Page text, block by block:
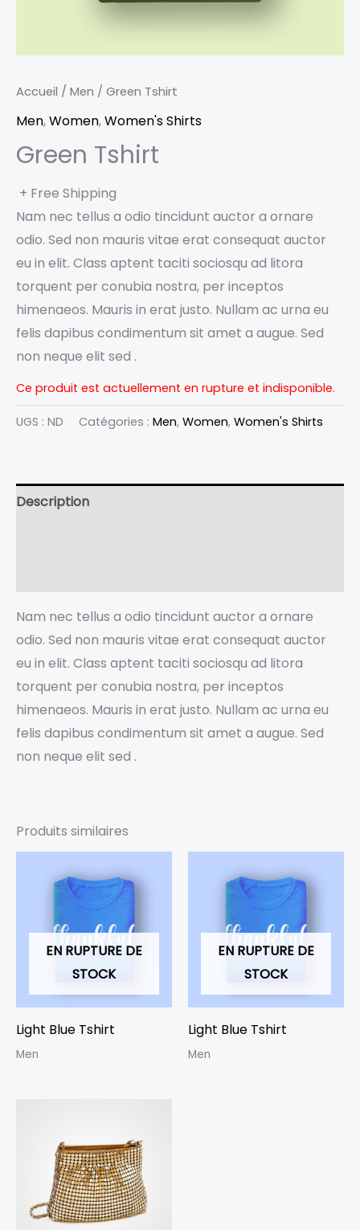
Accueil / Men / Green Tshirt
Men,Women,Women's Shirts
Green Tshirt
+ Free Shipping
Nam nec tellus a odio tincidunt auctor a ornare
odio. Sed non mauris vitae erat consequat auctor
eu in elit. Class aptent taciti sociosqu ad litora
torquent per conubia nostra, per inceptos
himenaeos. Mauris in erat justo. Nullam ac urna eu
felis dapibus condimentum sit amet a augue. Sed
non neque elit sed .
Ce produit est actuellement en rupture et indisponible.
UGS : ND Catégories : Men, Women, Women's Shirts
Description
Nam nec tellus a odio tincidunt auctor a ornare
odio. Sed non mauris vitae erat consequat auctor
eu in elit. Class aptent taciti sociosqu ad litora
torquent per conubia nostra, per inceptos
himenaeos. Mauris in erat justo. Nullam ac urna eu
felis dapibus condimentum sit amet a augue. Sed
non neque elit sed .
Produits similaires
EN RUPTURE DE
STOCK
Light Blue Tshirt
Men
EN RUPTURE DE
STOCK
Light Blue Tshirt
Men